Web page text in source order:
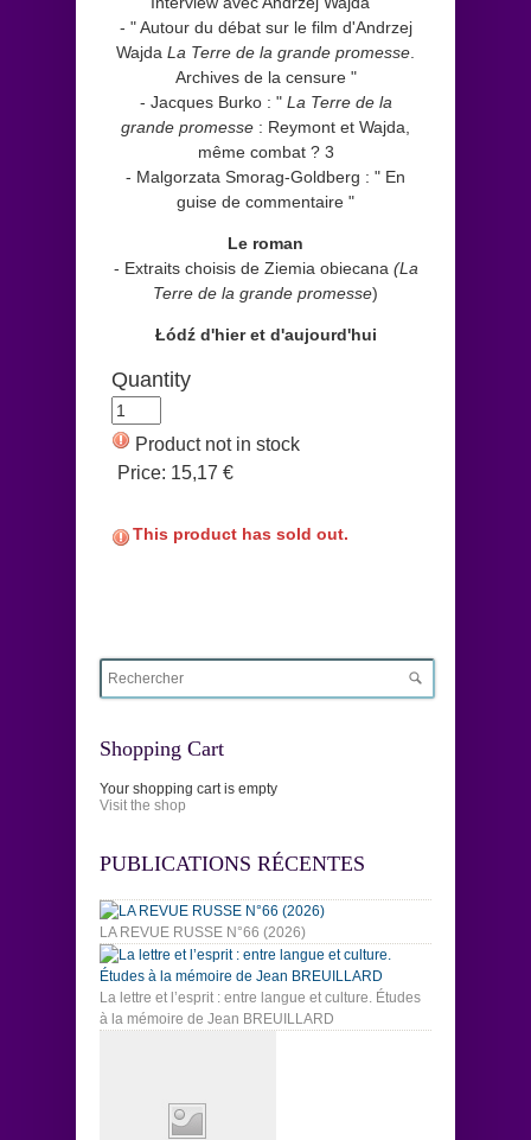
- " Autour du débat sur le film d'Andrzej
Wajda La Terre de la grande promesse
Archives de la censure "
- Jacques Burko : " La Terre de la
grande promesse : Reymont et Wajda,
même combat ? 3
- Malgorzata Smorag-Goldberg : " En
guise de commentaire "
Le roman
- Extraits choisis de Ziemia obiecana (La
Terre de la grande promesse)
Łódź d'hier et d'aujourd'hui
Quantity
Product not in stock
Price: 15,17 €
This product has sold out.
Shopping Cart
Your shopping cart is empty
Visit the shop
PUBLICATIONS RÉCENTES
LA REVUE RUSSE N°66 (2026)
La lettre et l’esprit : entre langue et culture. Études
à la mémoire de Jean BREUILLARD